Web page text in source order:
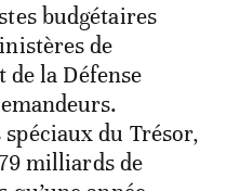
budgétaires
de
de la Défense
du Trésor,
milliards de